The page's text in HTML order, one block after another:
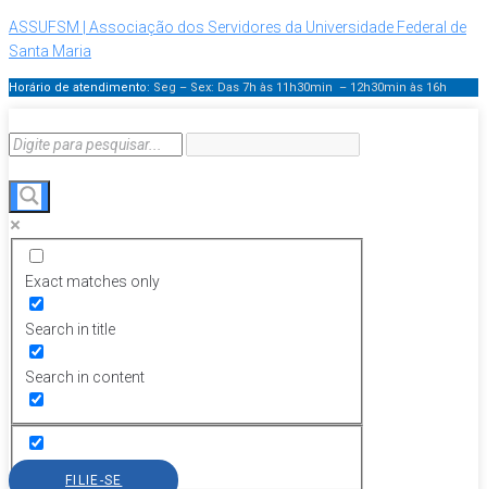
ASSUFSM | Associação dos Servidores da Universidade Federal de
Santa Maria
Horário de atendimento: Seg – Sex: Das 7h às 11h30min – 12h30min às 16h
Exact matches only
Search in title
Search in content
FILIE-SE